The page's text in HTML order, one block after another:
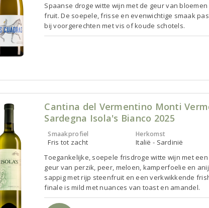
Spaanse droge witte wijn met de geur van
fruit. De soepele, frisse en evenwichtige smaak
bij voorgerechten met vis of koude schotels.
Cantina del Vermentino Monti
Sardegna Isola's Bianco 2025
Smaakprofiel
Fris tot zacht
Herkomst
Italië - Sardinië
Toegankelijke, soepele frisdroge witte wijn met
geur van perzik, peer, meloen, kamperfoelie en
sappig met rijp steenfruit en een verkwikkende
finale is mild met nuances van toast en amandel.